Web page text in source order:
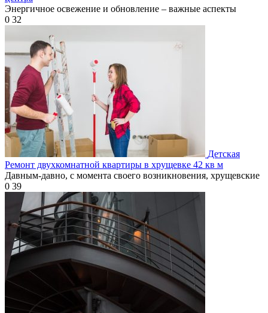
Энергичное освежение и обновление – важные аспекты
0 32
Детская
Ремонт двухкомнатной квартиры в хрущевке 42 кв м
Давным-давно, с момента своего возникновения, хрущевские
0 39